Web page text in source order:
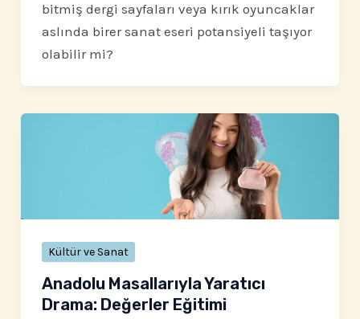
bitmiş dergi sayfaları veya kırık oyuncaklar
aslında birer sanat eseri potansiyeli taşıyor
olabilir mi?
Kültür ve Sanat
Anadolu Masallarıyla Yaratıcı
Drama: Değerler Eğitimi